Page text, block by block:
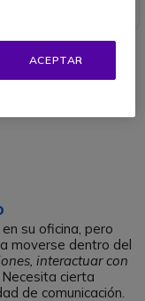
su oficina, pero
moverse dentro del
interactuar con
Necesita cierta
de comunicación.
ACEPTAR